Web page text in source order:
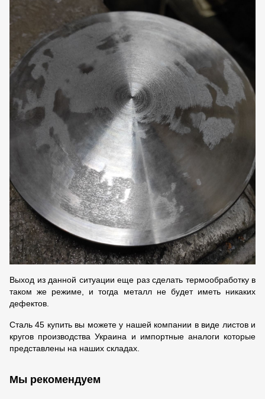
Выход из данной ситуации еще раз сделать термообработку в
таком же режиме, и тогда металл не будет иметь никаких
дефектов.
Сталь 45 купить вы можете у нашей компании в виде листов и
кругов производства Украина и импортные аналоги которые
представлены на наших складах.
Мы рекомендуем